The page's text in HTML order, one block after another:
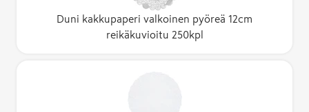
Duni kakkupaperi valkoinen pyöreä 12cm
reikäkuvioitu 250kpl